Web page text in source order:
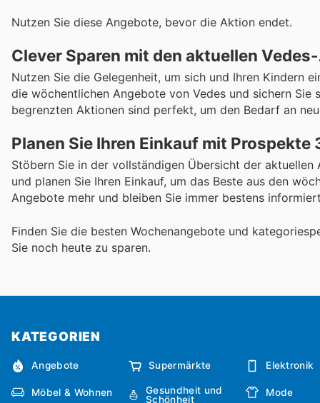
Nutzen Sie diese Angebote, bevor die Aktion endet.
Clever Sparen mit den aktuellen
Nutzen Sie die Gelegenheit, um sich und Ihren Kindern
die wöchentlichen Angebote von Vedes und sichern
begrenzten Aktionen sind perfekt, um den Bedarf an
Planen Sie Ihren Einkauf mit Prospekte
Stöbern Sie in der vollständigen Übersicht der
und planen Sie Ihren Einkauf, um das Beste aus den
Angebote mehr und bleiben Sie immer bestens
Finden Sie die besten Wochenangebote und
Sie noch heute zu sparen.
KATEGORIEN
Angebote Supermärkte Elektronik
Möbel & Wohnen
Gesundheit und
Schönheit
Mode